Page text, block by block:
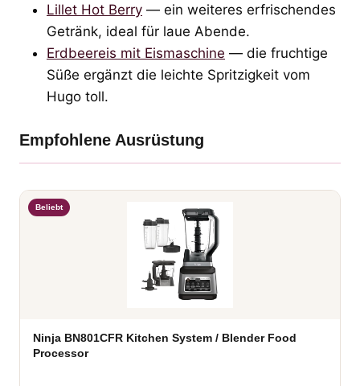
Lillet Hot Berry — ein weiteres erfrischendes
Getränk, ideal für laue Abende.
Erdbeereis mit Eismaschine — die fruchtige
Süße ergänzt die leichte Spritzigkeit vom
Hugo toll.
Empfohlene Ausrüstung
Beliebt
Ninja BN801CFR Kitchen System / Blender Food
Processor